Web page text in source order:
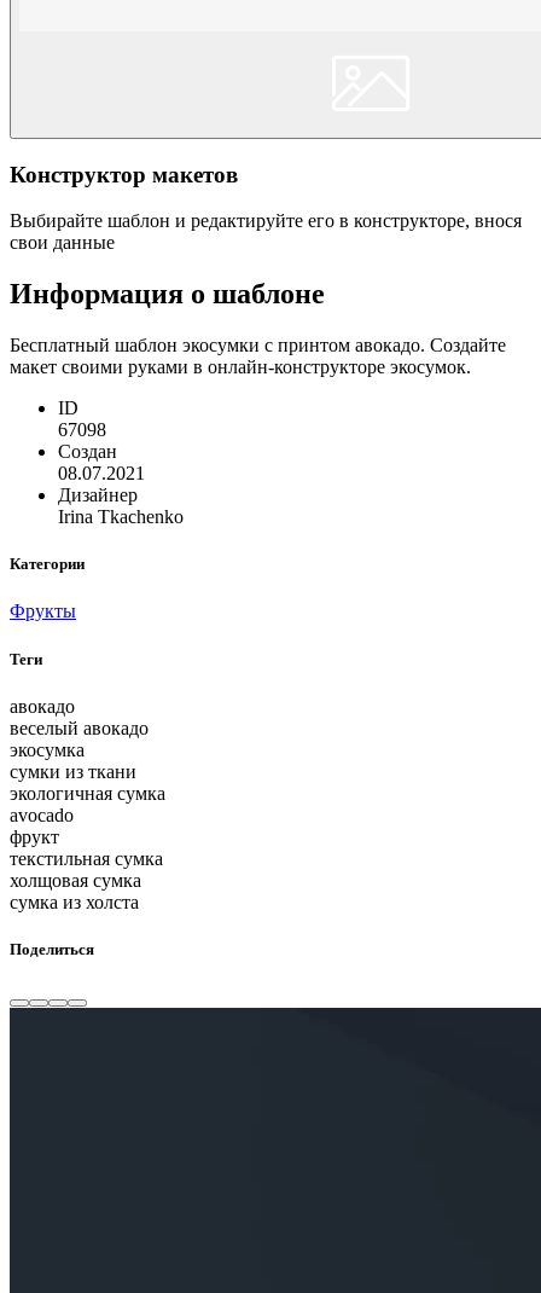
Конструктор макетов
Выбирайте шаблон и редактируйте его в конструкторе, внося
свои данные
Информация о шаблоне
Бесплатный шаблон экосумки с принтом авокадо. Создайте
макет своими руками в онлайн-конструкторе экосумок.
ID
67098
Создан
08.07.2021
Дизайнер
Irina Tkachenko
Категории
Фрукты
Теги
авокадо
веселый авокадо
экосумка
сумки из ткани
экологичная сумка
avocado
фрукт
текстильная сумка
холщовая сумка
сумка из холста
Поделиться